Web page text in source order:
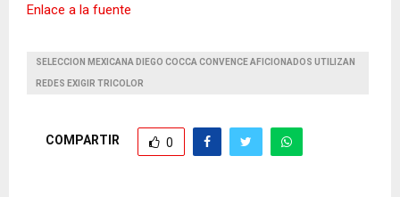
Enlace a la fuente
SELECCION MEXICANA DIEGO COCCA CONVENCE AFICIONADOS UTILIZAN
REDES EXIGIR TRICOLOR
COMPARTIR 0